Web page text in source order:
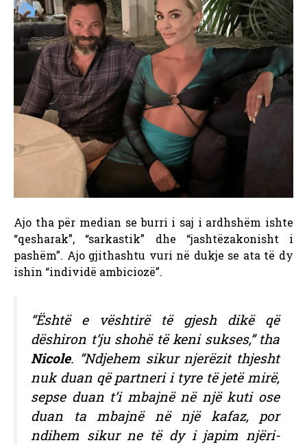
Ajo tha për median se burri i saj i ardhshëm ishte
“qesharak”, “sarkastik” dhe “jashtëzakonisht i
pashëm”. Ajo gjithashtu vuri në dukje se ata të dy
ishin “individë ambiciozë”.
“Është e vështirë të gjesh dikë që
dëshiron t’ju shohë të keni sukses,” tha
Nicole. “Ndjehem sikur njerëzit thjesht
nuk duan që partneri i tyre të jetë mirë,
sepse duan t’i mbajnë në një kuti ose
duan ta mbajnë në një kafaz, por
ndihem sikur ne të dy i japim njëri-